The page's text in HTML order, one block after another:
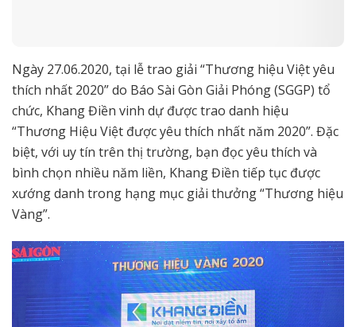
Ngày 27.06.2020, tại lễ trao giải “Thương hiệu Việt yêu
thích nhất 2020” do Báo Sài Gòn Giải Phóng (SGGP) tổ
chức, Khang Điền vinh dự được trao danh hiệu
“Thương Hiệu Việt được yêu thích nhất năm 2020”. Đặc
biệt, với uy tín trên thị trường, bạn đọc yêu thích và
bình chọn nhiều năm liền, Khang Điền tiếp tục được
xướng danh trong hạng mục giải thưởng “Thương hiệu
Vàng”.